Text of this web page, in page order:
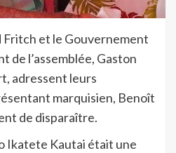
Fritch et le Gouvernement
de l’assemblée, Gaston
adressent leurs
marquisien, Benoît
de disparaître.
Ikatete Kautai était une